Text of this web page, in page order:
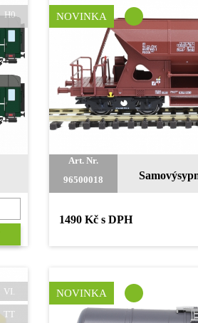
H0 NOVINKA
Art. Nr.
96500018
1490 Kč s DPH
VI.
TT
NOVINKA